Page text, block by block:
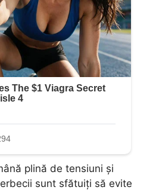
plină de tensiuni și
sunt sfătuiți să evite